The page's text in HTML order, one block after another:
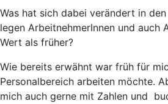
Was hat sich dabei verändert in
legen ArbeitnehmerInnen und auch
Wert als früher?
Wie bereits erwähnt war früh für
Personalbereich arbeiten möchte.
mich auch gerne mit Zahlen und